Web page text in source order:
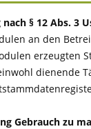
§ 12 Abs. 3
an den
erzeugten
dienende
Gebrauch zu